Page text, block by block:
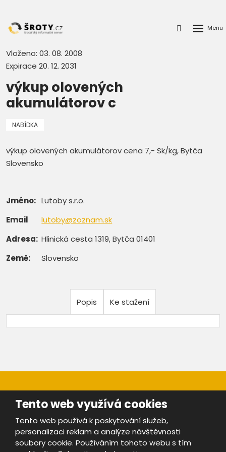
Přihlášení
Vloženo: 03. 08. 2008
Expirace 20. 12. 2031
výkup olovených
akumulátorov c
NABÍDKA
výkup olovených akumulátorov cena 7,- Sk/kg, Bytča
Slovensko
Jméno: Lutoby s.r.o.
Email
lutoby@zoznam.sk
Adresa: Hlinická cesta 1319, Bytča 01401
Země:
Slovensko
Popis Ke stažení
Mapa stránek |Bezpečnost a ochrana osobních údajů
Podmínky použití
Tento web využívá cookies
Tento web používá k poskytování služeb,
personalizaci reklam a analýze návštěvnosti
soubory cookie. Používáním tohoto webu s tím